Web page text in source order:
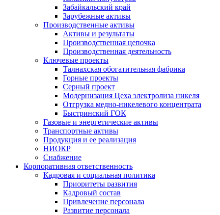
Забайкальский край
Зарубежные активы
Производственные активы
Активы и результаты
Производственная цепочка
Производственная деятельность
Ключевые проекты
Талнахская обогатительная фабрика
Горные проекты
Серный проект
Модернизация Цеха электролиза никеля
Отгрузка медно-никелевого концентрата
Быстринский ГОК
Газовые и энергетические активы
Транспортные активы
Продукция и ее реализация
НИОКР
Снабжение
Корпоративная ответственность
Кадровая и социальная политика
Приоритеты развития
Кадровый состав
Привлечение персонала
Развитие персонала